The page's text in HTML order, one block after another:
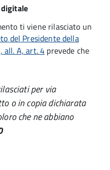
ti viene rilasciato un
del Presidente della
all. A, art. 4 prevede che
per via
o in copia dichiarata
che ne abbiano